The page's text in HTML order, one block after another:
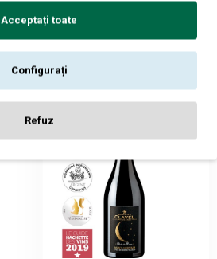
Acceptați toate
Configurați
Refuz